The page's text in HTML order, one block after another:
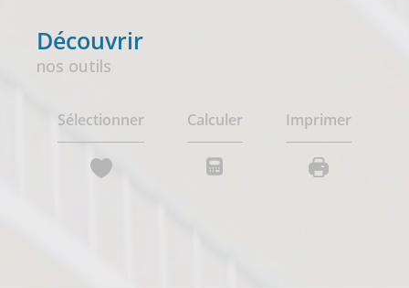
découvrir
nos outils
Sélectionner Calculer Imprimer